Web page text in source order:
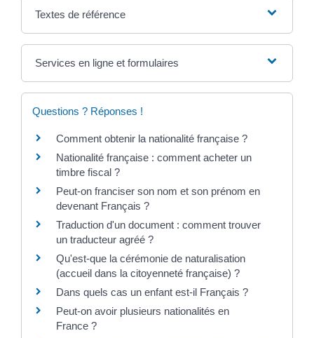
Textes de référence
Services en ligne et formulaires
Questions ? Réponses !
Comment obtenir la nationalité française ?
Nationalité française : comment acheter un
timbre fiscal ?
Peut-on franciser son nom et son prénom en
devenant Français ?
Traduction d'un document : comment trouver
un traducteur agréé ?
Qu'est-que la cérémonie de naturalisation
(accueil dans la citoyenneté française) ?
Dans quels cas un enfant est-il Français ?
Peut-on avoir plusieurs nationalités en
France ?